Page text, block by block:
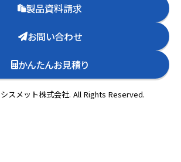
製品資料請求
お問い合わせ
かんたんお見積り
スメット株式会社. All Rights Reserved.